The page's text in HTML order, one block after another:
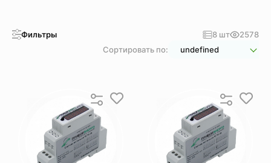
Фильтры 8 шт
2578
Сортировать по:
undefined